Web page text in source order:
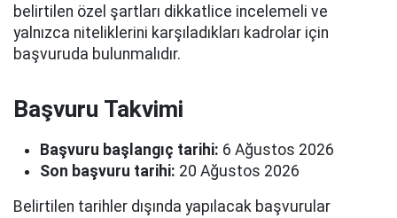
belirtilen özel şartları dikkatlice incelemeli ve
yalnızca niteliklerini karşıladıkları kadrolar için
başvuruda bulunmalıdır.
Başvuru Takvimi
Başvuru başlangıç tarihi: 6 Ağustos 2026
Son başvuru tarihi: 20 Ağustos 2026
Belirtilen tarihler dışında yapılacak başvurular